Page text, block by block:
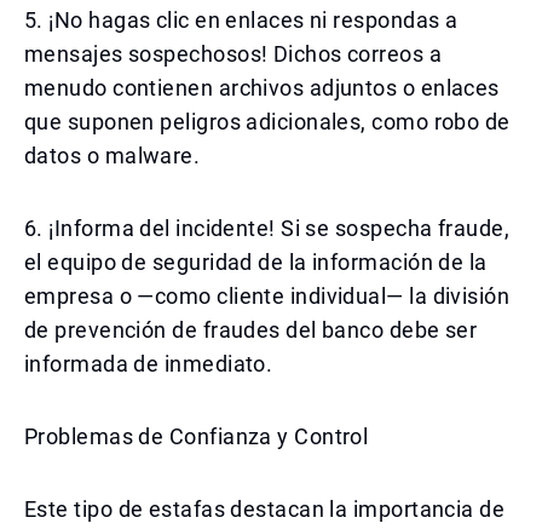
5. ¡No hagas clic en enlaces ni respondas a
mensajes sospechosos! Dichos correos a
menudo contienen archivos adjuntos o enlaces
que suponen peligros adicionales, como robo de
datos o malware.
6. ¡Informa del incidente! Si se sospecha fraude,
el equipo de seguridad de la información de la
empresa o —como cliente individual— la división
de prevención de fraudes del banco debe ser
informada de inmediato.
Problemas de Confianza y Control
Este tipo de estafas destacan la importancia de